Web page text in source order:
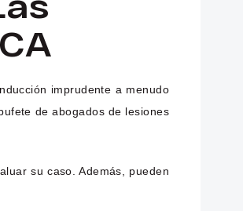
imprudente a menudo
de abogados de lesiones
su caso. Además, pueden